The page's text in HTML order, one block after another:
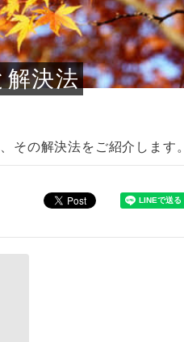
解決法
その解決法をご紹介します。